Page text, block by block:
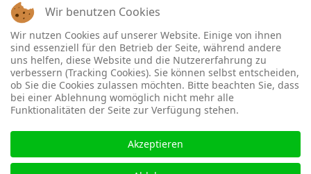
21.09.2013
Donauwörth -
München
61 Photos
Rückfahrt
8 Photos
Wir benutzen Cookies
Wir nutzen Cookies auf unserer Website. Einige von ihnen
sind essenziell für den Betrieb der Seite, während andere
uns helfen, diese Website und die Nutzererfahrung zu
verbessern (Tracking Cookies). Sie können selbst entscheiden,
ob Sie die Cookies zulassen möchten. Bitte beachten Sie, dass
bei einer Ablehnung womöglich nicht mehr alle
Funktionalitäten der Seite zur Verfügung stehen.
Akzeptieren